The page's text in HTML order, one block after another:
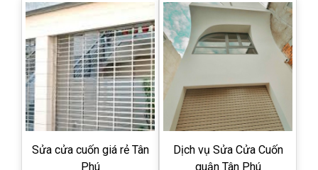
Sửa cửa cuốn giá rẻ Tân
Phú
Dịch vụ Sửa Cửa Cuốn
quận Tân Phú